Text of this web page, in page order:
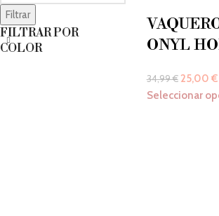
Filtrar
FILTRAR POR
COLOR
ONYL
34,99€ 25,00 €
Seleccionar